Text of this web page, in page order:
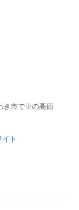
市で車の高価
ト